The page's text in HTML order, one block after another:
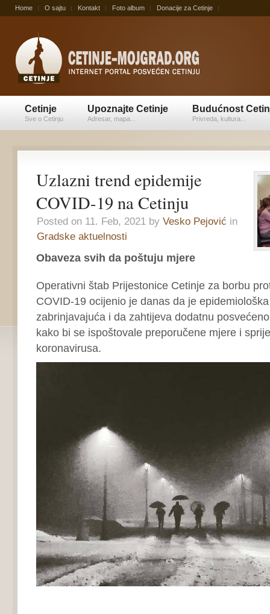
Home O sajtu Kontakt Foto album Donacije za Cetinje
Cetinje
Sve o Cetinju
Upoznajte Cetinje
Adresar, mapa...
Budućnost
Privreda, kultura...
Uzlazni trend epidemije
COVID-19 na Cetinju
Posted on 11. Feb, 2021 by Vesko Pejović in
Gradske aktuelnosti
Obaveza svih da poštuju mjere
Operativni štab Prijestonice Cetinje za borbu
COVID-19 ocijenio je danas da je
zabrinjavajuća i da zahtijeva dodatnu
kako bi se ispoštovale preporučene mjere i
koronavirusa.